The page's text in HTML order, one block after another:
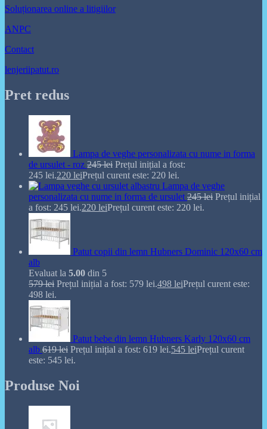
Soluționarea online a litigiilor
ANPC
Contact
lenjeriipatut.ro
Pret redus
Lampa de veghe personalizata cu nume in forma
de ursulet - roz 245lei Prețul inițial a fost:
245 lei.220 leiPrețul curent este: 220 lei.
Lampa de veghe
personalizata cu nume in forma de ursulet 245lei Prețul inițial
a fost: 245 lei.220 leiPrețul curent este: 220 lei.
Patut copii din lemn Hubners Dominic 120x60 cm
alb
Evaluat la 5.00 din 5
579lei Prețul inițial a fost: 579 lei.498 leiPrețul curent este:
498 lei.
Patut bebe din lemn Hubners Karly 120x60 cm
alb 619lei Prețul inițial a fost: 619 lei.545 leiPrețul curent
este: 545 lei.
Produse Noi